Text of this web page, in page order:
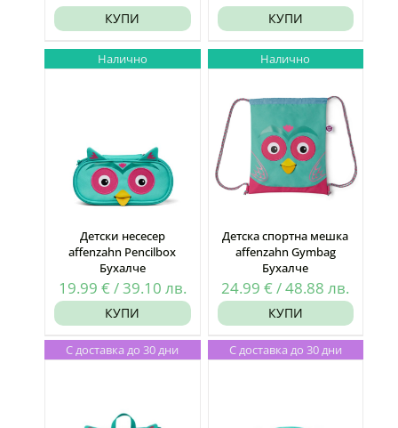
КУПИ КУПИ
Налично
Детски несесер
affenzahn Pencilbox
Бухалче
19.99 € /39.10 лв.
КУПИ
Налично
Детска спортна мешка
affenzahn Gymbag
Бухалче
24.99€ /48.88лв.
КУПИ
С доставка до 30 дни С доставка до 30 дни